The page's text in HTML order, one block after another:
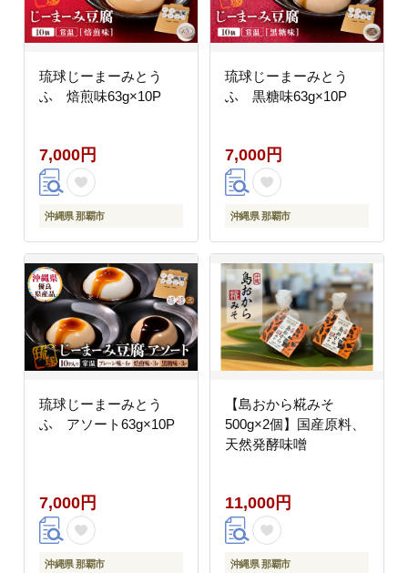
琉球じーまーみとう
ふ 焙煎味63g×10P
7,000円
沖縄県 那覇市
琉球じーまーみとう
ふ 黒糖味63g×10P
7,000円
沖縄県 那覇市
琉球じーまーみとう
ふ アソート63g×10P
7,000円
沖縄県 那覇市
【島おから糀みそ
500g×2個】国産原料、
天然発酵味噌
11,000円
沖縄県 那覇市